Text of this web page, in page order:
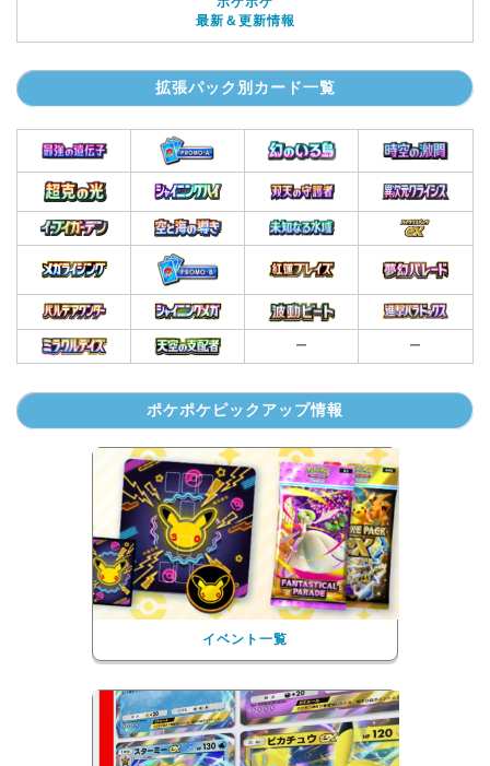
最新＆更新情報
拡張パック別カード一覧
ー ー
ポケポケピックアップ情報
イベント一覧